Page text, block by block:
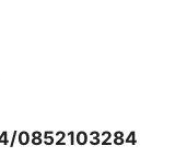
0852103284